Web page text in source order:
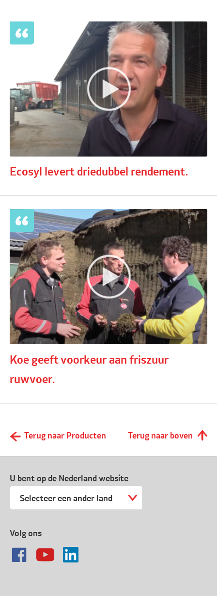
Ecosyl levert driedubbel rendement.
Koe geeft voorkeur aan friszuur
ruwvoer.
Terug naar Producten Terug naar boven
U bent op de Nederland website
Selecteer een ander land
Volg ons